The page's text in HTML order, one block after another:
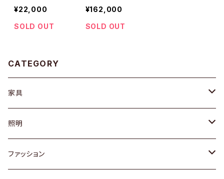
グ
¥22,000
SOLD OUT
(BLUE)
¥162,000
SOLD OUT
CATEGORY
家具
ソファ / ベンチ
チェア / スツール
照明
ペンダントライト
ファッション